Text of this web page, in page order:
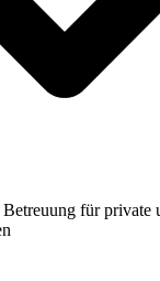
für private